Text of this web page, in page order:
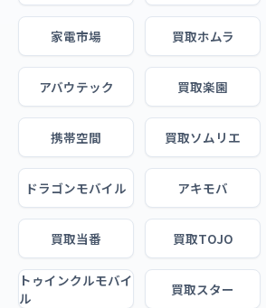
家電市場 買取ホムラ
アバウテック 買取楽園
携帯空間 買取ソムリエ
ドラゴンモバイル アキモバ
買取当番 買取TOJO
トゥインクルモバイ
ル
買取スター